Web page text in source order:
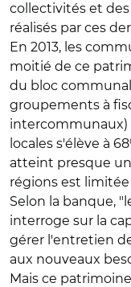
collectivités et
réalisés par ces
En 2013, les
moitié de ce
du bloc
groupements à
intercommunaux)
locales s'élève à
atteint presque
régions est limitée
Selon la banque,
interroge sur la
gérer l'entretien
aux nouveaux
Mais ce